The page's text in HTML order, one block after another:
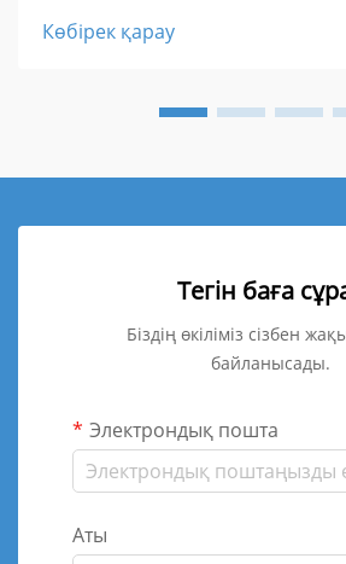
Көбірек қарау
Тегін баға
Біздің өкіліміз сізбен
байланысады.
Электрондық пошта
Аты